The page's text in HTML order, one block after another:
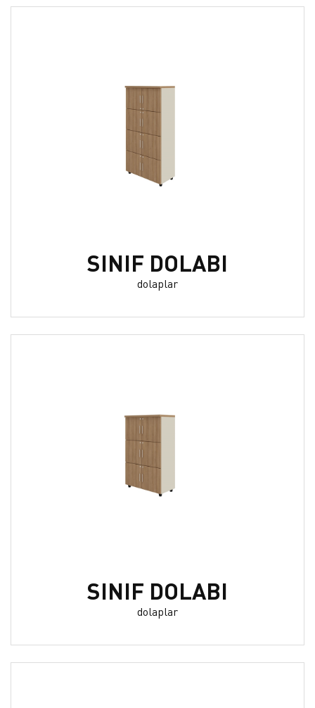
SINIF DOLABI
dolaplar
SINIF DOLABI
dolaplar